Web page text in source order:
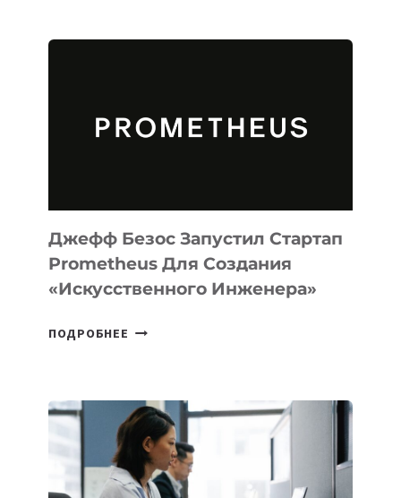
ДЛЯ
ПРОГРАММИРОВАНИЯ
И
LINUX
Джефф Безос Запустил Стартап
Prometheus Для Создания
«искусственного Инженера»
ПОДРОБНЕЕ ДЖЕФФ
PROMETHEUS
ДЛЯ
СОЗДАНИЯ
«ИСКУССТВЕННОГО